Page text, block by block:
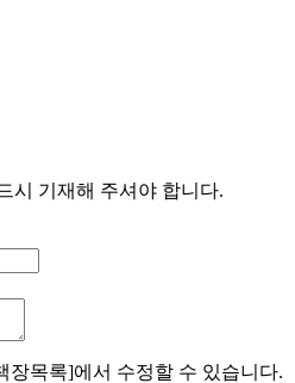
시 기재해 주셔야 합니다.
장목록]에서 수정할 수 있습니다.